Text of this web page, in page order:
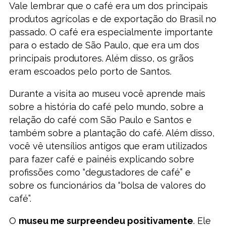
Vale lembrar que o café era um dos principais
produtos agrícolas e de exportação do Brasil no
passado. O café era especialmente importante
para o estado de São Paulo, que era um dos
principais produtores. Além disso, os grãos
eram escoados pelo porto de Santos.
Durante a visita ao museu você aprende mais
sobre a história do café pelo mundo, sobre a
relação do café com São Paulo e Santos e
também sobre a plantação do café. Além disso,
você vê utensílios antigos que eram utilizados
para fazer café e painéis explicando sobre
profissões como “degustadores de café” e
sobre os funcionários da “bolsa de valores do
café”.
O museu me surpreendeu positivamente. Ele